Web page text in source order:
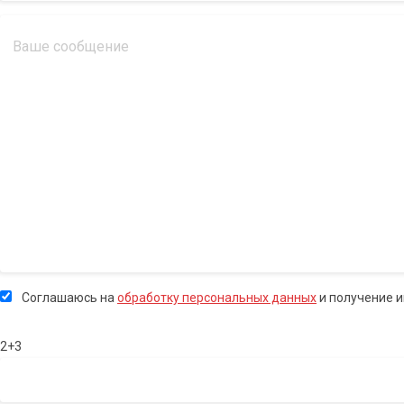
Соглашаюсь на обработку персональных данныхи получение
2+3